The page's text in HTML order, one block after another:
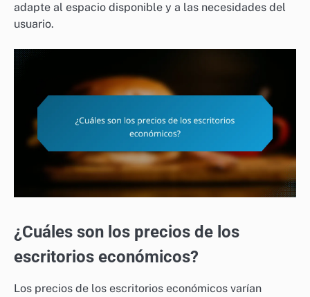
adapte al espacio disponible y a las necesidades del
usuario.
¿Cuáles son los precios de los
escritorios económicos?
Los precios de los escritorios económicos varían